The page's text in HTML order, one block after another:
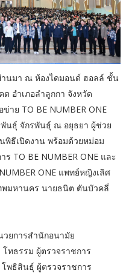
านมา ณ ห้องไดมอนด์ ฮอลล์ ชั้น
อำเภอลำลูกกา จังหวัด
าย TO BE NUMBER ONE
นธุ์ จักรพันธุ์ ณ อยุธยา ผู้ช่วย
ธีเปิดงาน พร้อมด้วยหม่อม
TO BE NUMBER ONE และ
ONE แพทย์หญิงเลิศ
พมหานคร นายธนิต ตันบัวคลี่
ยการสำนักอนามัย
ทธรรม ผู้ตรวจราชการ
พธิสินธุ์ ผู้ตรวจราชการ